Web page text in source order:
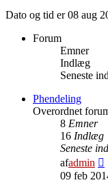
Dato og tid er 08 aug
Forum
Emner
Indlæg
Seneste
Phendeling
Overordnet
8 Emner
16 Indlæg
Seneste
afadmin
09 feb